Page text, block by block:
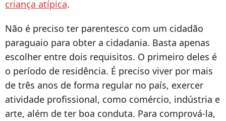
criança atípica.
Não é preciso ter parentesco com um cidadão
paraguaio para obter a cidadania. Basta apenas
escolher entre dois requisitos. O primeiro deles é
o período de residência. É preciso viver por mais
de três anos de forma regular no país, exercer
atividade profissional, como comércio, indústria e
arte, além de ter boa conduta. Para comprová-la,